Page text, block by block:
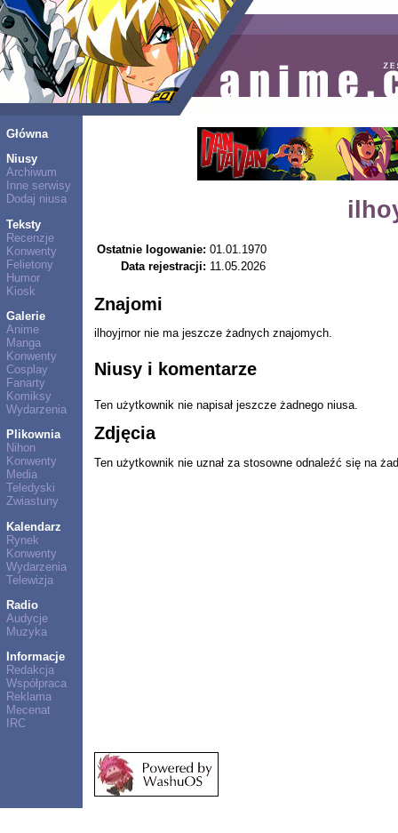
Główna
Niusy
Archiwum
Inne serwisy
Dodaj niusa
Teksty
Recenzje
Konwenty
Felietony
Humor
Kiosk
Galerie
Anime
Manga
Konwenty
Cosplay
Fanarty
Komiksy
Wydarzenia
Plikownia
Nihon
Konwenty
Media
Teledyski
Zwiastuny
Kalendarz
Rynek
Konwenty
Wydarzenia
Telewizja
Radio
Audycje
Muzyka
Informacje
Redakcja
Współpraca
Reklama
Mecenat
IRC
Ostatnie logowanie: 01.01.1970
Data rejestracji: 11.05.2026
Znajomi
ilhoyjrnor nie ma jeszcze żadnych znajomych.
Niusy i komentarze
Ten użytkownik nie napisał jeszcze żadnego niusa.
Zdjęcia
Ten użytkownik nie uznał za stosowne odnaleźć się na